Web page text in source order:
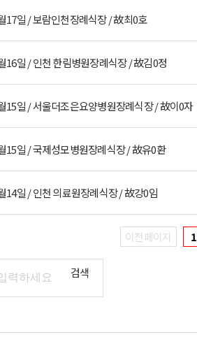
17일 / 보람인천장례식장 / 故최0호
16일 / 인천 한림병원장례식장 / 故김0정
15일 / 서울더조은요양병원장례식장 / 故이0자
15일 / 국제성모병원장례식장 / 故유0환
14일 / 인천 의료원장례식장 / 故강0임
이전페이지 1
검색